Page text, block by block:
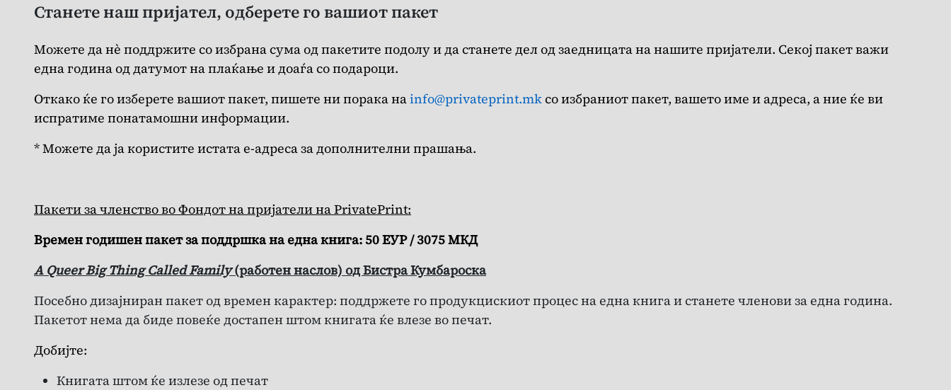
Станете наш пријател, одберете го вашиот пакет
Можете да нè поддржите со избрана сума од пакетите подолу и да станете дел од заедницата на нашите пријатели. Секој пакет важи
една година од датумот на плаќање и доаѓа со подароци.
Откако ќе го изберете вашиот пакет, пишете ни порака наinfo@privateprint.mkсо избраниот пакет, вашето име и адреса, а ние ќе ви
испратиме понатамошни информации.
* Можете да ја користите истата е-адреса за дополнителни прашања.
Пакети за членство во Фондот на пријатели на PrivatePrint:
Времен годишен пакет за поддршка на една книга: 50 ЕУР / 3075 МКД
A Queer Big Thing Called Family(работен наслов) од Бистра Кумбароска
Посебно дизајниран пакет од времен карактер: поддржете го продукцискиот процес на една книга и станете членови за една година.
Пакетот нема да биде повеќе достапен штом книгата ќе влезе во печат.
Добијте:
Книгата штом ќе излезе од печат